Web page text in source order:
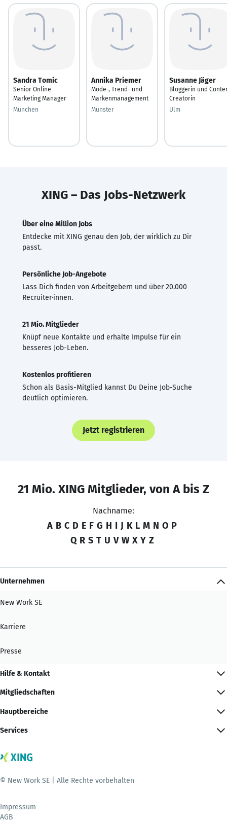
Sandra Tomic
Senior Online
Marketing Manager
München
Annika Priemer
Mode-, Trend- und
Markenmanagement
Münster
Susanne Jäger
Bloggerin und
Creatorin
Ulm
XING – Das Jobs-Netzwerk
Über eine Million Jobs
Entdecke mit XING genau den Job, der wirklich zu Dir
passt.
Persönliche Job-Angebote
Lass Dich finden von Arbeitgebern und über 20.000
Recruiter·innen.
21 Mio. Mitglieder
Knüpf neue Kontakte und erhalte Impulse für ein
besseres Job-Leben.
Kostenlos profitieren
Schon als Basis-Mitglied kannst Du Deine Job-Suche
deutlich optimieren.
Jetzt registrieren
21 Mio. XING Mitglieder, von A bis Z
Nachname:
A B C D E F G H I J K L M N O P
Q R S T U V W X Y Z
Unternehmen
New Work SE
Karriere
Presse
Hilfe & Kontakt
Mitgliedschaften
Hauptbereiche
Services
© New Work SE | Alle Rechte vorbehalten
Impressum
AGB